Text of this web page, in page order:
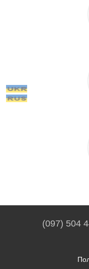
(097) 504